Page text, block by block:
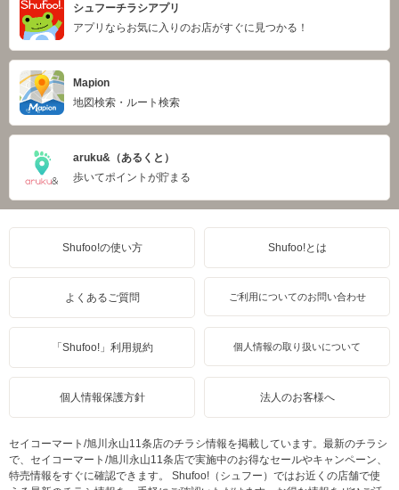
シュフーチラシアプリ
アプリならお気に入りのお店がすぐに見つかる！
Mapion
地図検索・ルート検索
aruku&（あるくと）
歩いてポイントが貯まる
Shufoo!の使い方 Shufoo!とは
よくあるご質問 ご利用についてのお問い合わせ
「Shufoo!」利用規約 個人情報の取り扱いについて
個人情報保護方針 法人のお客様へ
セイコーマート/旭川永山11条店のチラシ情報を掲載しています。最新のチラシ
で、セイコーマート/旭川永山11条店で実施中のお得なセールやキャンペーン、
特売情報をすぐに確認できます。 Shufoo!（シュフー）ではお近くの店舗で使